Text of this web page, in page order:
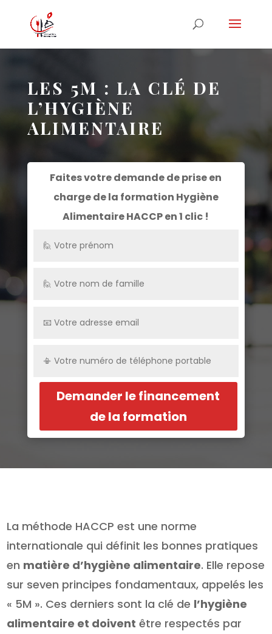
LES 5M : LA CLÉ DE
L’HYGIÈNE
ALIMENTAIRE
Faites votre demande de prise en
charge de la formation Hygiène
Alimentaire HACCPen 1 clic !
Demander le financement
de la formation
La méthode HACCP est une norme
internationale qui définit les bonnes pratiques
en matière d’hygiène alimentaire. Elle repose
sur seven principes fondamentaux, appelés les
« 5M ». Ces derniers sont la clé de l’hygiène
alimentaire et doivent être respectés par